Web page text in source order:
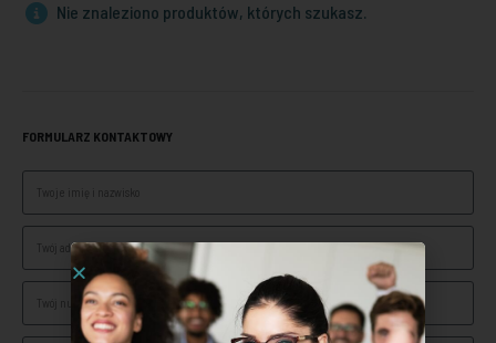
Nie znaleziono produktów, których szukasz.
FORMULARZ KONTAKTOWY